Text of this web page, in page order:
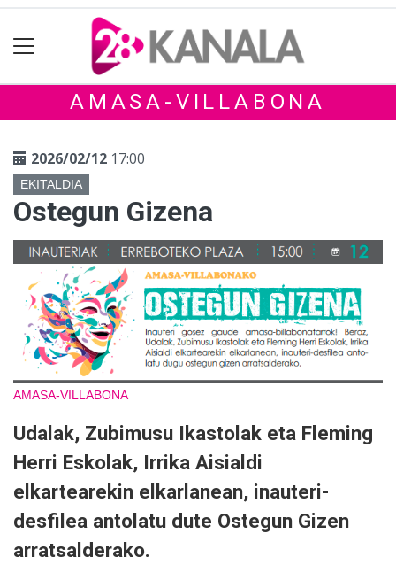
AMASA-VILLABONA
2026/02/12 17:00
EKITALDIA
Ostegun Gizena
AMASA-VILLABONA
Udalak, Zubimusu Ikastolak eta Fleming
Herri Eskolak, Irrika Aisialdi
elkartearekin elkarlanean, inauteri-
desfilea antolatu dute Ostegun Gizen
arratsalderako.